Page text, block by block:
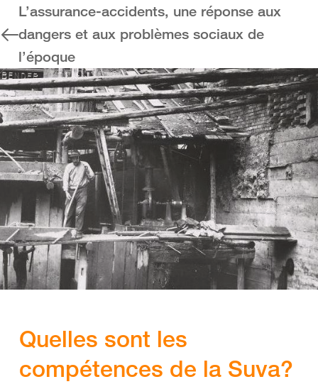
L’assurance-accidents, une réponse aux
dangers et aux problèmes sociaux de
l’époque
Quelles sont les
compétences de la Suva?